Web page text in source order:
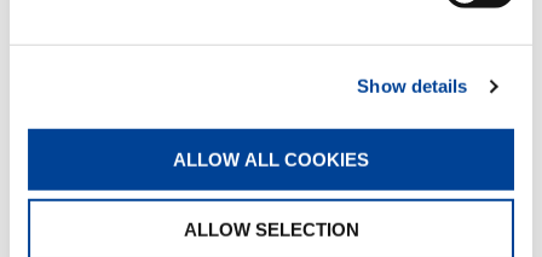
Show details
ALLOW ALL COOKIES
ALLOW SELECTION
GTC-2000
CAPACITÉ:156 t
MOMENT DE CHARGE MAX.: 585 tm
LONGUEUR DE FLÈCHE PRINCIPALE: